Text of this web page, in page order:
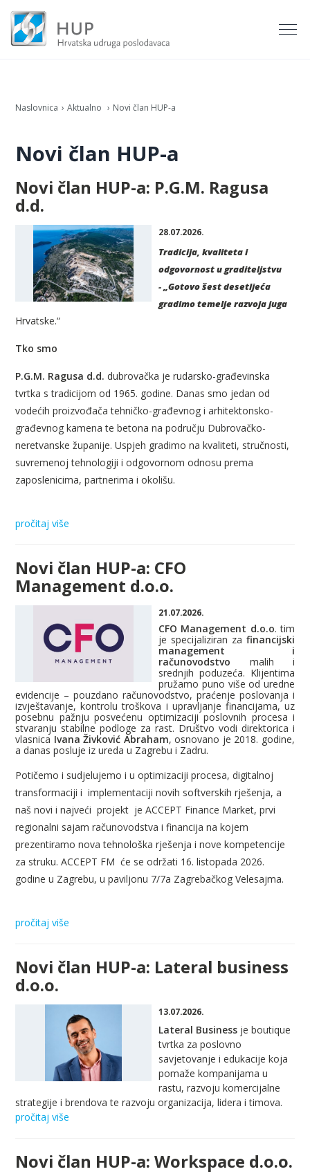
Naslovnica Aktualno Novi član HUP-a
Novi član HUP-a
Novi član HUP-a: P.G.M. Ragusa
d.d.
28.07.2026.
Tradicija, kvaliteta i
odgovornost u graditeljstvu
-„Gotovo šest desetljeća
gradimo temelje razvoja juga
Hrvatske.“
Tko smo
P.G.M. Ragusa d.d. dubrovačka je rudarsko-građevinska
tvrtka s tradicijom od 1965. godine. Danas smo jedan od
vodećih proizvođača tehničko-građevnog i arhitektonsko-
građevnog kamena te betona na području Dubrovačko-
neretvanske županije. Uspjeh gradimo na kvaliteti, stručnosti,
suvremenoj tehnologiji i odgovornom odnosu prema
zaposlenicima, partnerima i okolišu.
pročitaj više
Novi član HUP-a: CFO
Management d.o.o.
21.07.2026.
CFO Management d.o.o. tim
je specijaliziran za financijski
management i
računovodstvo malih i
srednjih poduzeća. Klijentima
pružamo puno više od uredne
evidencije – pouzdano računovodstvo, praćenje poslovanja i
izvještavanje, kontrolu troškova i upravljanje financijama, uz
posebnu pažnju posvećenu optimizaciji poslovnih procesa i
stvaranju stabilne podloge za rast. Društvo vodi direktorica i
vlasnica Ivana Živković Abraham, osnovano je 2018. godine,
a danas posluje iz ureda u Zagrebu i Zadru.
Potičemo i sudjelujemo i u optimizaciji procesa, digitalnoj
transformaciji i implementaciji novih softverskih rješenja, a
naš novi i najveći projekt je ACCEPT Finance Market, prvi
regionalni sajam računovodstva i financija na kojem
prezentiramo nova tehnološka rješenja i nove kompetencije
za struku. ACCEPT FM će se održati 16. listopada 2026.
godine u Zagrebu, u paviljonu 7/7a Zagrebačkog Velesajma.
pročitaj više
Novi član HUP-a: Lateral business
d.o.o.
13.07.2026.
Lateral Business je boutique
tvrtka za poslovno
savjetovanje i edukacije koja
pomaže kompanijama u
rastu, razvoju komercijalne
strategije i brendova te razvoju organizacija, lidera i timova.
pročitaj više
Novi član HUP-a: Workspace d.o.o.